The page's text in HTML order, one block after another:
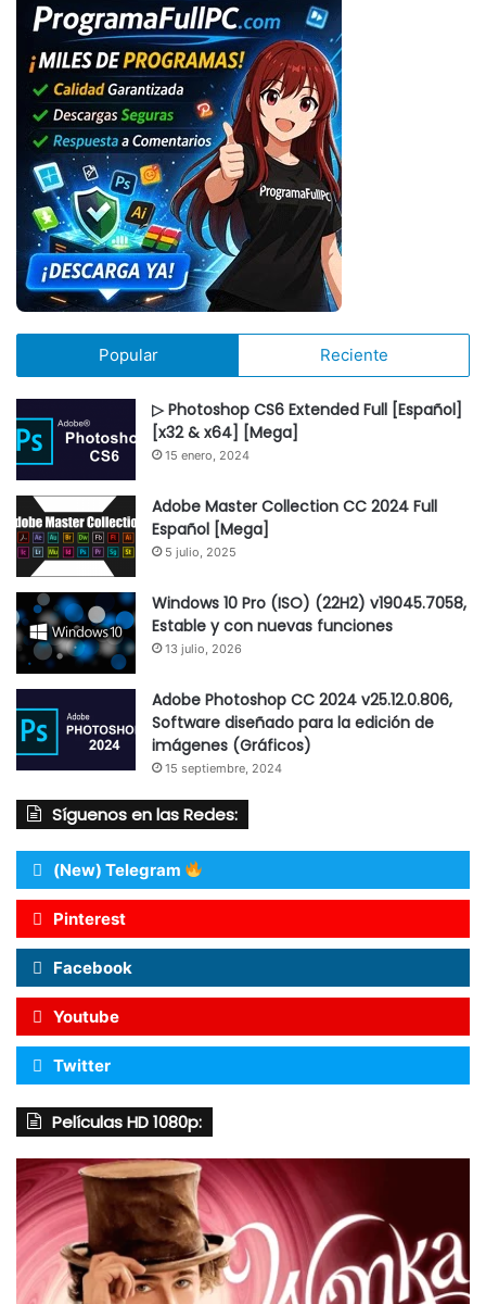
Popular Reciente
▷ Photoshop CS6 Extended Full [Español]
[x32 & x64] [Mega]
15 enero, 2024
Adobe Master Collection CC 2024 Full
Español [Mega]
5 julio, 2025
Windows 10 Pro (ISO) (22H2) v19045.7058,
Estable y con nuevas funciones
13 julio, 2026
Adobe Photoshop CC 2024 v25.12.0.806,
Software diseñado para la edición de
imágenes (Gráficos)
15 septiembre, 2024
Síguenos en las Redes:
(New) Telegram
Pinterest
Facebook
Youtube
Twitter
Películas HD 1080p: